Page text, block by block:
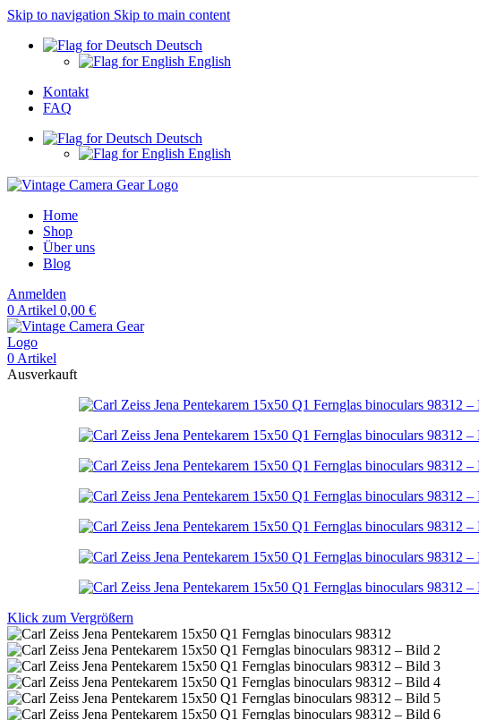
Skip to navigation Skip to main content
Deutsch
English
Kontakt
FAQ
Deutsch
English
Home
Shop
Über uns
Blog
Anmelden
0 Artikel 0,00 €
0 Artikel
Ausverkauft
Klick zum Vergrößern